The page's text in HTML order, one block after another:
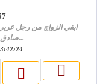
ابغي الزواج من رجل
صادق بشوش الوجة محب للحياة...